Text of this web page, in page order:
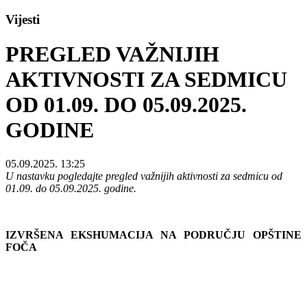
Vijesti
PREGLED VAŽNIJIH
AKTIVNOSTI ZA SEDMICU
OD 01.09. DO 05.09.2025.
GODINE
05.09.2025. 13:25
U nastavku pogledajte pregled važnijih aktivnosti za sedmicu od
01.09. do 05.09.2025. godine.
IZVRŠENA EKSHUMACIJA NA PODRUČJU OPŠTINE
FOČA